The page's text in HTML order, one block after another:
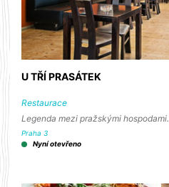
U TŘÍ PRASÁTEK
Restaurace
Legenda mezi pražskými hospodami.
Praha 3
Nyní otevřeno